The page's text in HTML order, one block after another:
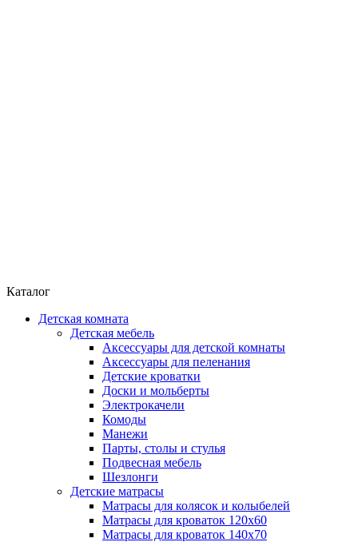
Каталог
Детская комната
Детская мебель
Аксессуары для детской комнаты
Аксессуары для пеленания
Детские кроватки
Доски и мольберты
Электрокачели
Комоды
Манежи
Парты, столы и стулья
Подвесная мебель
Шезлонги
Детские матрасы
Матрасы для колясок и колыбелей
Матрасы для кроваток 120х60
Матрасы для кроваток 140х70